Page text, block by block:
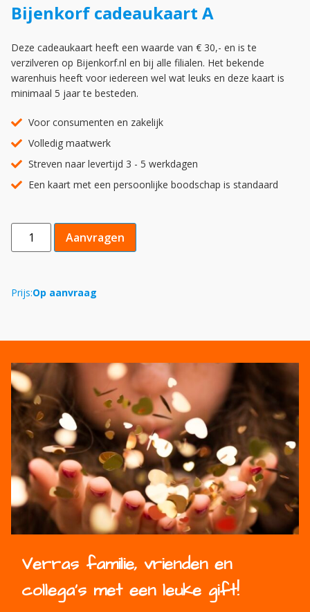
Bijenkorf cadeaukaart A
Deze cadeaukaart heeft een waarde van € 30,- en is te
verzilveren op Bijenkorf.nl en bij alle filialen. Het bekende
warenhuis heeft voor iedereen wel wat leuks en deze kaart is
minimaal 5 jaar te besteden.
Voor consumenten en zakelijk
Volledig maatwerk
Streven naar levertijd 3 - 5 werkdagen
Een kaart met een persoonlijke boodschap is standaard
Aanvragen
Prijs:Op aanvraag
Verras familie, vrienden en
collega's met een leuke gift!